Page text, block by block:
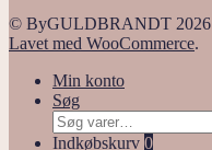
© ByGULDBRANDT 2026
Lavet med WooCommerce.
Min konto
Søg
Søg
efter:
Indkøbskurv 0